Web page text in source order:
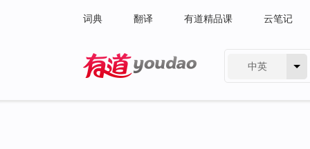
词典 翻译 有道精品课 云笔记
中英